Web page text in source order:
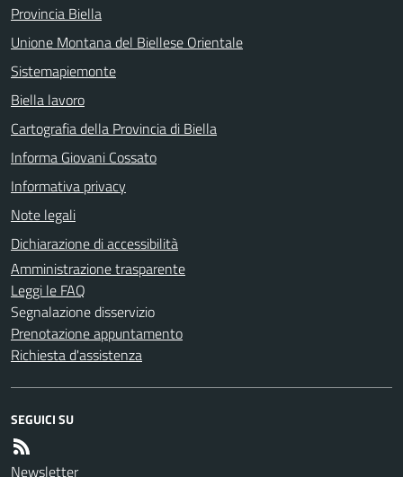
Provincia Biella
Unione Montana del Biellese Orientale
Sistemapiemonte
Biella lavoro
Cartografia della Provincia di Biella
Informa Giovani Cossato
Informativa privacy
Note legali
Dichiarazione di accessibilità
Amministrazione trasparente
Leggi le FAQ
Segnalazione disservizio
Prenotazione appuntamento
Richiesta d'assistenza
SEGUICI SU
Newsletter